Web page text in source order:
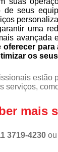
de seus
uma
avançada
oferecer
os
estão
serviços,
mais
3719-4230 ou